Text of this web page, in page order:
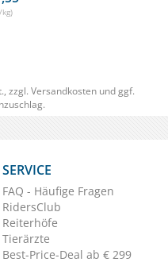
zzgl. Versandkosten und ggf.
SERVICE
FAQ - Häufige Fragen
RidersClub
Reiterhöfe
Tierärzte
Best-Price-Deal ab € 299